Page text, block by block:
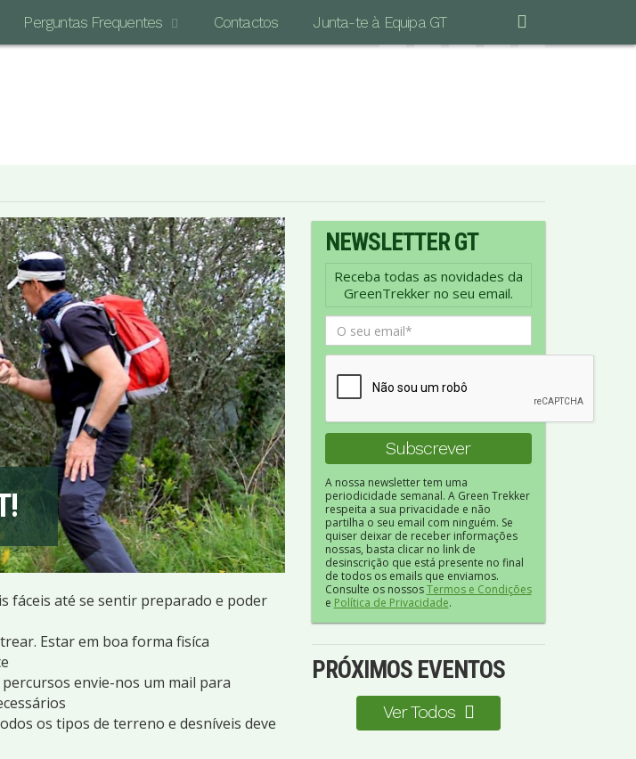
Perguntas Frequentes Contactos Junta-te à Equipa GT
fáceis até se sentir preparado e poder
Estar em boa forma fisíca
envie-nos um mail para
os tipos de terreno e desníveis deve
NEWSLETTER GT
Receba todas as novidades da
GreenTrekker no seu email.
A nossa newsletter tem uma
periodicidade semanal. A Green Trekker
respeita a sua privacidade e não
partilha o seu email com ninguém. Se
quiser deixar de receber informações
nossas, basta clicar no link de
desinscrição que está presente no final
de todos os emails que enviamos.
Consulte os nossosTermos e Condições
e Política de Privacidade.
PRÓXIMOS EVENTOS
Ver Todos